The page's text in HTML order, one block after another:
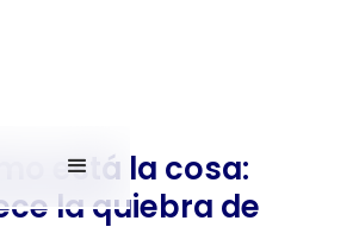
está la cosa:
la quiebra de